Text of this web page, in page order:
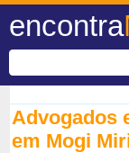
encontra
Advogados
em Mogi